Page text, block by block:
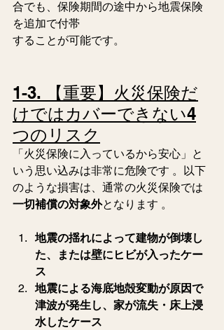
合でも、保険期間の途中から地震保険
を追加で付帯
することが可能です。
1-3. 【重要】火災保険だ
けではカバーできない4
つのリスク
「火災保険に入っているから安心」と
いう思い込みは非常に危険です 。以下
のような損害は、通常の火災保険では
一切補償の対象外となります 。
地震の揺れによって建物が倒壊し
た、または壁にヒビが入ったケー
ス
地震による海底地殻変動が原因で
津波が発生し、家が流失・床上浸
水したケース